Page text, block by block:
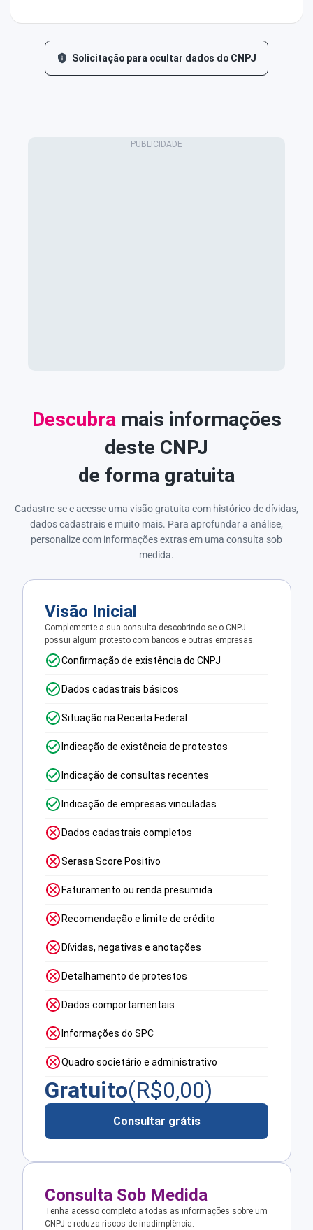
Solicitação para ocultar dados do CNPJ
Descubra mais informações
deste CNPJ
de forma gratuita
Cadastre-se e acesse uma visão gratuita com histórico de dívidas,
dados cadastrais e muito mais. Para aprofundar a análise,
personalize com informações extras em uma consulta sob
medida.
Visão Inicial
Complemente a sua consulta descobrindo se o CNPJ
possui algum protesto com bancos e outras empresas.
Confirmação de existência do CNPJ
Dados cadastrais básicos
Situação na Receita Federal
Indicação de existência de protestos
Indicação de consultas recentes
Indicação de empresas vinculadas
Dados cadastrais completos
Serasa Score Positivo
Faturamento ou renda presumida
Recomendação e limite de crédito
Dívidas, negativas e anotações
Detalhamento de protestos
Dados comportamentais
Informações do SPC
Quadro societário e administrativo
Gratuito(R$0,00)
Consultar grátis
Consulta Sob Medida
Tenha acesso completo a todas as informações sobre um
CNPJ e reduza riscos de inadimplência.